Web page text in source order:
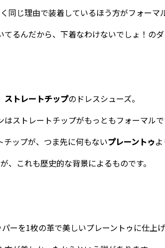
同じ理由で装着しているほう方がフォーマ
るんだから、下着なわけないでしょ！のダ
ストレートチップのドレスシューズ。
ストレートチップがもっともフォーマルで
ップが、つま先に何もないプレーントゥ
、これも歴史的な背景によるものです。
ーを1枚の革で美しいプレーントゥに仕上げ